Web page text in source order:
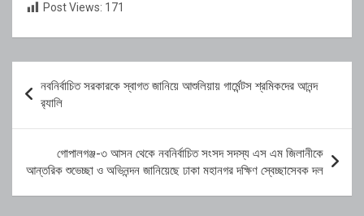
Post Views: 171
navigation
নবনির্বাচিত সরকারকে স্বাগত জানিয়ে আশুলিয়ায় গার্মেন্টস শ্রমিকদের আনন্দ
র‍্যালি
গোপালগঞ্জ-৩ আসন থেকে নবনির্বাচিত সংসদ সদস্য এস এম জিলানীকে
আন্তরিক শুভেচ্ছা ও অভিনন্দন জানিয়েছে ঢাকা মহানগর দক্ষিণ স্বেচ্ছাসেবক দল